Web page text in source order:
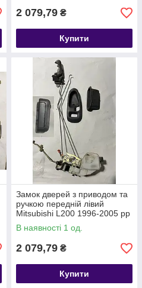
2 079,79 ₴
Купити
Замок дверей з приводом та
ручкою передній лівий
Mitsubishi L200 1996-2005 рр
Б\У
В наявності 1 од.
2 079,79 ₴
Купити